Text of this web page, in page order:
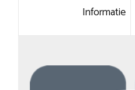
Informatie